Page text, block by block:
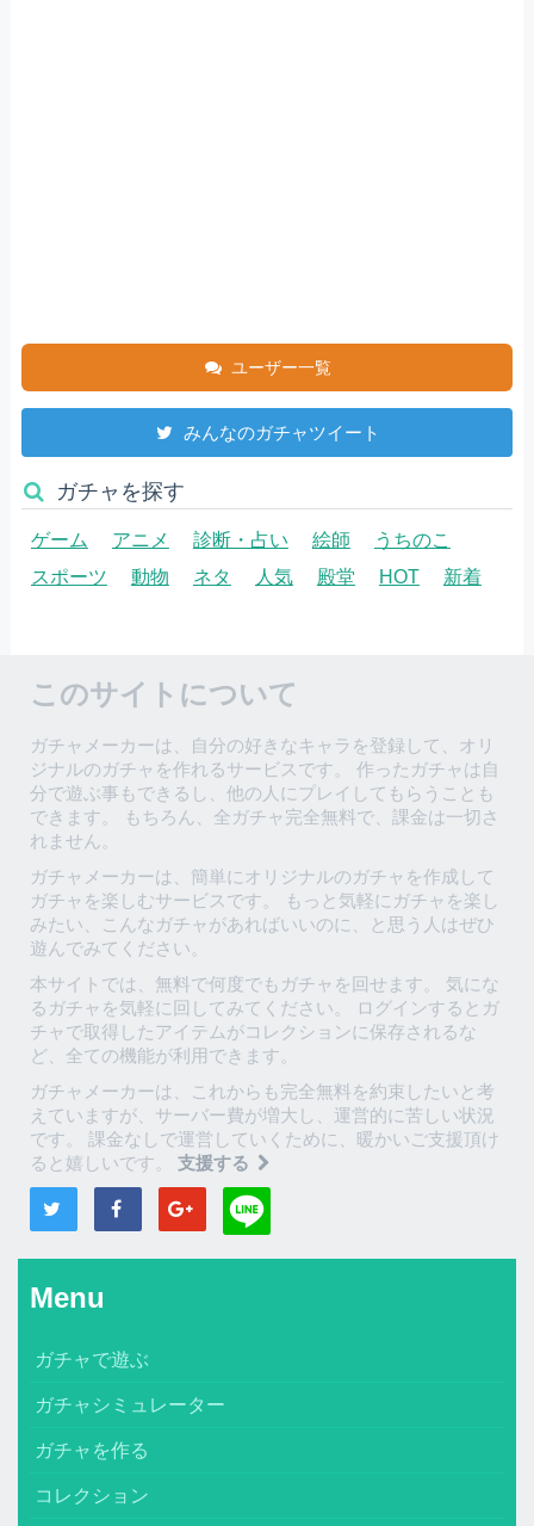
ユーザー一覧
みんなのガチャツイート
ガチャを探す
ゲーム アニメ 診断・占い 絵師
うちのこ
スポーツ
動物 ネタ 人気 殿堂 HOT 新着
このサイトについて
ガチャメーカーは、自分の好きなキャラを登録して、オリ
ジナルのガチャを作れるサービスです。 作ったガチャは自
分で遊ぶ事もできるし、他の人にプレイしてもらうことも
できます。 もちろん、全ガチャ完全無料で、課金は一切さ
れません。
ガチャメーカーは、簡単にオリジナルのガチャを作成して
ガチャを楽しむサービスです。 もっと気軽にガチャを楽し
みたい、こんなガチャがあればいいのに、と思う人はぜひ
遊んでみてください。
本サイトでは、無料で何度でもガチャを回せます。 気にな
るガチャを気軽に回してみてください。 ログインするとガ
チャで取得したアイテムがコレクションに保存されるな
ど、全ての機能が利用できます。
ガチャメーカーは、これからも完全無料を約束したいと考
えていますが、サーバー費が増大し、運営的に苦しい状況
です。 課金なしで運営していくために、暖かいご支援頂け
ると嬉しいです。 支援する
Menu
ガチャで遊ぶ
ガチャシミュレーター
ガチャを作る
コレクション